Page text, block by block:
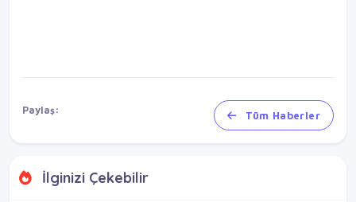
Paylaş: Tüm Haberler
İlginizi Çekebilir